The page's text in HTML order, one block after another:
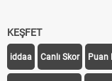
KEŞFET